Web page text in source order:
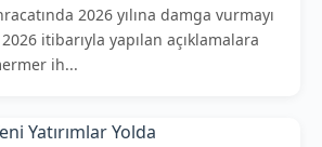
2026 yılına damga vurmayı
itibarıyla yapılan açıklamalara
ih...